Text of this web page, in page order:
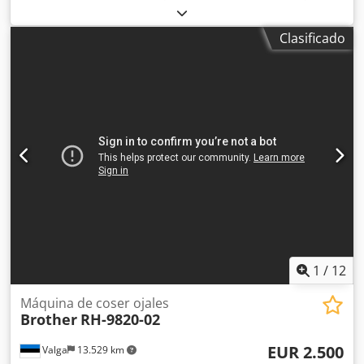
Aceznyx He Nskr Aplicaciones • Producción de vaqueros •
Fabricación de denim • Remallado y overlock de costuras •
Prendas de punto • Fabricación de ropa de trabajo •
JEANS. Buen estado industrial general, con un desgaste
cosmético normal, acorde con su uso en una fábrica.
Disponibles para su inspección antes del desmontaje.
mudamos de local! ¡Vendemos varias máquinas diferentes
para talleres de confección textil! La máquina que se
anuncia es: Brother Exedra DB2 B737-413 Dksdpfxjzk Eh So
Clasificado
1 / 12
Valga 13.529 km
Máquina de coser ojales
Brother RH-9820-02
EUR 2.500